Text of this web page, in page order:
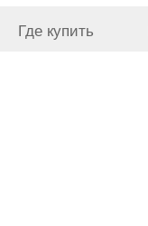
Где купить